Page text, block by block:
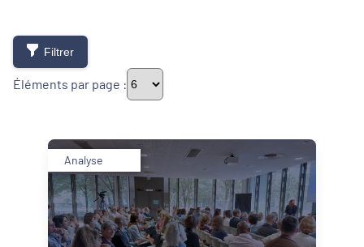
Filtrer
Éléments par page :
Thématiques
Démarches alimentaires de territoire
Développement territorial
Analyse